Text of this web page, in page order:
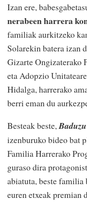
Izan ere,
nerabeen harrera
familiak aurkitzeko
Solarekin batera izan
Gizarte Ongizaterako
eta Adopzio
Hidalga, harrerako
berri eman du
Besteak beste,
izenburuko bideo bat
Familia Harrerako
guraso dira
abiatuta, beste
euren etxeak premian